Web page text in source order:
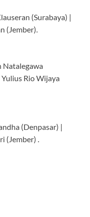
(Surabaya) |
(Jember).
Natalegawa
Rio Wijaya
(Denpasar) |
(Jember) .